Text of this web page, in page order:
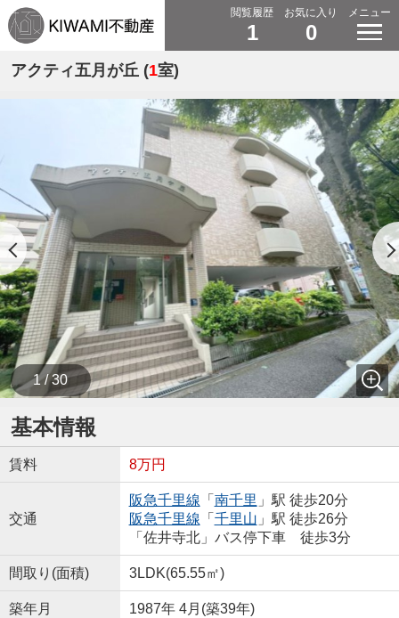
閲覧履歴
1
お気に入り
0
メニュー
アクティ五月が丘 (1室)
1 / 30
基本情報
賃料 8万円
交通
阪急千里線 「 南千里 」駅 徒歩20分
阪急千里線 「 千里山 」駅 徒歩26分
「佐井寺北」バス停下車 徒歩3分
間取り(面積) 3LDK(65.55㎡)
築年月 1987年 4月(築39年)